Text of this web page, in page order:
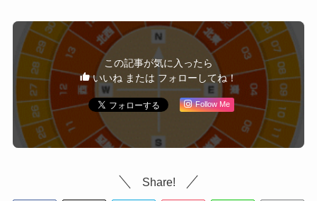
この記事が気に入ったら
いいね または フォローしてね！
Follow Me
Share!